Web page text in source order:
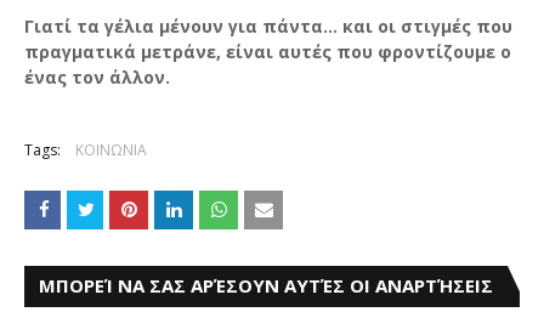
Γιατί τα γέλια μένουν για πάντα… και οι στιγμές που
πραγματικά μετράνε, είναι αυτές που φροντίζουμε ο
ένας τον άλλον.
Tags: ΚΟΙΝΩΝΙΑ
ΜΠΟΡΕΊ ΝΑ ΣΑΣ ΑΡΈΣΟΥΝ ΑΥΤΈΣ ΟΙ ΑΝΑΡΤΉΣΕΙΣ